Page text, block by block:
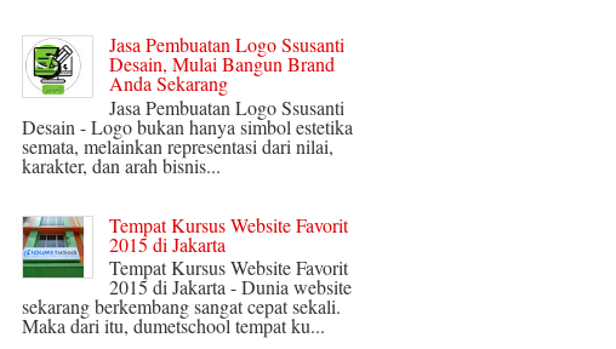
Jasa Pembuatan Logo Ssusanti
Desain, Mulai Bangun Brand
Anda Sekarang
Jasa Pembuatan Logo Ssusanti
Desain - Logo bukan hanya simbol estetika
semata, melainkan representasi dari nilai,
karakter, dan arah bisnis...
Tempat Kursus Website Favorit
2015 di Jakarta
Tempat Kursus Website Favorit
2015 di Jakarta - Dunia website
sekarang berkembang sangat cepat sekali.
Maka dari itu, dumetschool tempat ku...